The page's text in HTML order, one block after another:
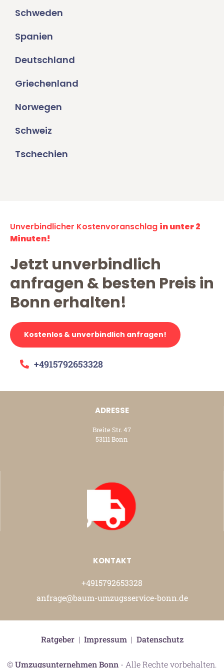
Schweden
Spanien
Deutschland
Griechenland
Norwegen
Schweiz
Tschechien
Unverbindlicher Kostenvoranschlag in unter 2
Minuten!
Jetzt unverbindlich
anfragen & besten Preis in
Bonn erhalten!
Kostenlos & unverbindlich anfragen!
+4915792653328
ADRESSE
Breite Str. 47
53111 Bonn
KONTAKT
+4915792653328
anfrage@baum-umzugsservice-bonn.de
©Umzugsunternehmen Bonn - Alle Rechte vorbehalten.
Ratgeber| Impressum| Datenschutz